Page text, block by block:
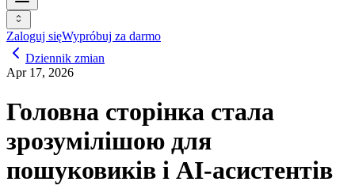
Zaloguj sięWypróbuj za darmo
Dziennik zmian
Apr 17, 2026
Головна сторінка стала
зрозумілішою для
пошуковиків і AI-асистентів